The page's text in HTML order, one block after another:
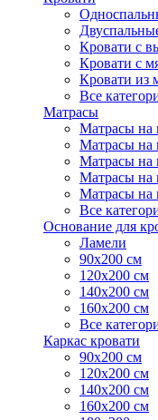
Кровати с
Кровати с
Кровати из
Все
Матрасы
Матрасы на
Матрасы на
Матрасы на
Матрасы на
Матрасы на
Все
Основание для
Ламели
90х200 см
120х200 см
140х200 см
160х200 см
Все
Каркас кровати
90х200 см
120х200 см
140х200 см
160х200 см